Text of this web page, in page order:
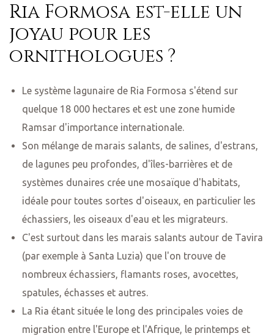
Ria Formosa est-elle un
joyau pour les
ornithologues ?
Le système lagunaire de Ria Formosa s'étend sur
quelque 18 000 hectares et est une zone humide
Ramsar d'importance internationale.
Son mélange de marais salants, de salines, d'estrans,
de lagunes peu profondes, d'îles-barrières et de
systèmes dunaires crée une mosaïque d'habitats,
idéale pour toutes sortes d'oiseaux, en particulier les
échassiers, les oiseaux d'eau et les migrateurs.
C'est surtout dans les marais salants autour de Tavira
(par exemple à Santa Luzia) que l'on trouve de
nombreux échassiers, flamants roses, avocettes,
spatules, échasses et autres.
La Ria étant située le long des principales voies de
migration entre l'Europe et l'Afrique, le printemps et